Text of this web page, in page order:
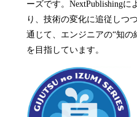
ーズです。NextPublishing
り、技術の変化に追従しつ
通じて、エンジニアの“知
を目指しています。